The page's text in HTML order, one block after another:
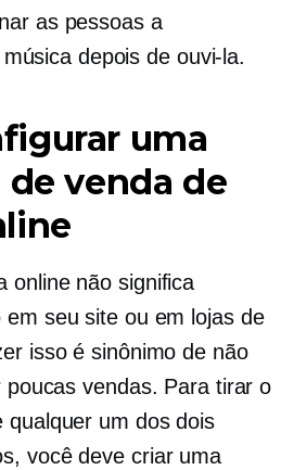
as pessoas a
depois de ouvi-la.
uma
venda de
online não significa
em seu site ou em lojas de
isso é sinônimo de não
poucas vendas. Para tirar o
qualquer um dos dois
você deve criar uma